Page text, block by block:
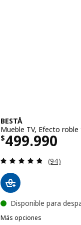
BESTÅ
Mueble TV, Efecto
$499.990
El precio $
(94)
Disponible para
Más opciones